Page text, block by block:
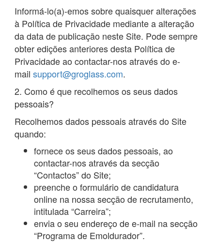
Informá-lo(a)-emos sobre quaisquer alterações
à Política de Privacidade mediante a alteração
da data de publicação neste Site. Pode sempre
obter edições anteriores desta Política de
Privacidade ao contactar-nos através do e-
mail support@groglass.com.
2. Como é que recolhemos os seus dados
pessoais?
Recolhemos dados pessoais através do Site
quando:
fornece os seus dados pessoais, ao
contactar-nos através da secção
“Contactos” do Site;
preenche o formulário de candidatura
online na nossa secção de recrutamento,
intitulada “Carreira”;
envia o seu endereço de e-mail na secção
“Programa de Emoldurador”.